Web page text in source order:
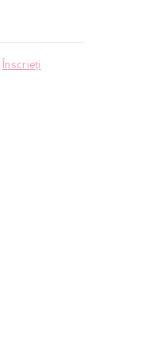
Înscrieți